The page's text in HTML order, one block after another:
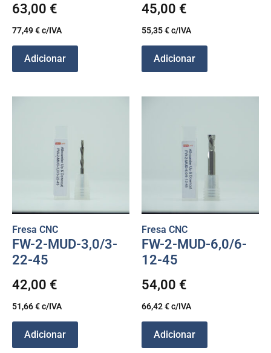
63,00 €
77,49€c/IVA
Adicionar
45,00 €
55,35€c/IVA
Adicionar
Fresa CNC
FW-2-MUD-3,0/3-
22-45
42,00 €
51,66€c/IVA
Adicionar
Fresa CNC
FW-2-MUD-6,0/6-
12-45
54,00 €
66,42€c/IVA
Adicionar